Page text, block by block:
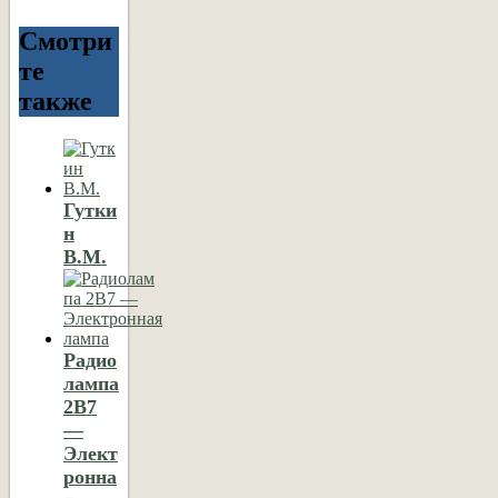
Смотри
те
также
Гутки
н
В.М.
Радио
лампа
2B7
—
Элект
ронна